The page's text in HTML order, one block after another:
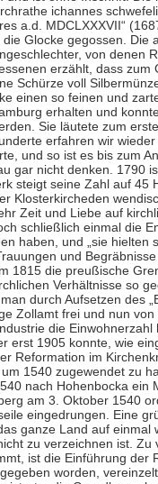
ichannes
a.d. MDCLXXXVII“
die Glocke gegossen.
von denen
erzählt, dass
Schürze voll
einen so feinen und
erhalten und
Sie läutete zum
erfahren wir
und so ist es bis zum
gar nicht denken. 1790
steigt seine Zahl auf
Klosterkircheden
Zeit und Liebe auf
schließlich einmal die
haben, und „sie
und
1815 die preußische
Verhältnisse so
durch Aufsetzen des „
Zollamt frei und nun
die
erst 1905 konnte, wie
Reformation im Kirche
1540 zugewendet zu
nach Hohenbocka
am 3. Oktober 1540
eingedrungen. Eine
ganze Land auf
zu verzeichnen ist.
ist die Einführung
worden,